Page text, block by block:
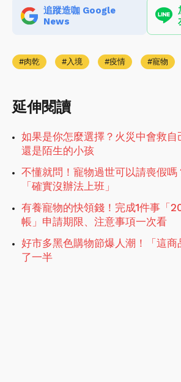
追蹤造咖 Google
News
肉乾 入境 疫情 寵物
延伸閱讀
如果是你怎麼選擇？火災中會救自
還是陌生的小孩
不懂就問！寵物過世可以請喪假嗎
「確實沒辦法上班」
有養寵物的快領錢！完成1件事「
帳」申請期限、注意事項一次看
好市多黑色購物節爆人潮！「這
了一半